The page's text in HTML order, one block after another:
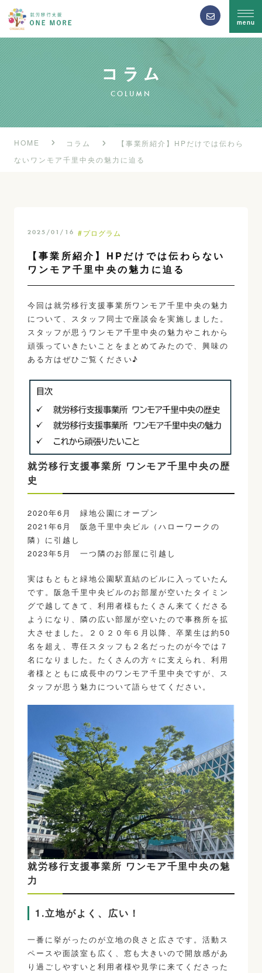
menu
COLUMN
HOME コラム
【事業所紹介】HPだけでは伝わら
ないワンモア千里中央の魅力に迫る
2025/01/16 #プログラム
【事業所紹介】HPだけでは伝わらない
ワンモア千里中央の魅力に迫る
今回は就労移行支援事業所ワンモア千里中央の魅力
について、スタッフ同士で座談会を実施しました。
スタッフが思うワンモア千里中央の魅力やこれから
頑張っていきたいことをまとめてみたので、興味の
ある方はぜひご覧ください♪
就労移行支援事業所 ワンモア千里中央の歴
史
2020年6月 緑地公園にオープン
2021年6月 阪急千里中央ビル（ハローワークの
隣）に引越し
2023年5月 一つ隣のお部屋に引越し
実はもともと緑地公園駅直結のビルに入っていたん
です。阪急千里中央ビルのお部屋が空いたタイミン
グで越してきて、利用者様もたくさん来てくださる
ようになり、隣の広い部屋が空いたので事務所を拡
大させました。２０２０年６月以降、卒業生は約50
名を超え、専任スタッフも２名だったのが今では７
名になりました。たくさんの方々に支えられ、利用
者様とともに成長中のワンモア千里中央ですが、ス
タッフが思う魅力について語らせてください。
就労移行支援事業所 ワンモア千里中央の魅
力
1.立地がよく、広い！
一番に挙がったのが立地の良さと広さです。活動ス
ペースや面談室も広く、窓も大きいので開放感があ
り過ごしやすいと利用者様や見学に来てくださった